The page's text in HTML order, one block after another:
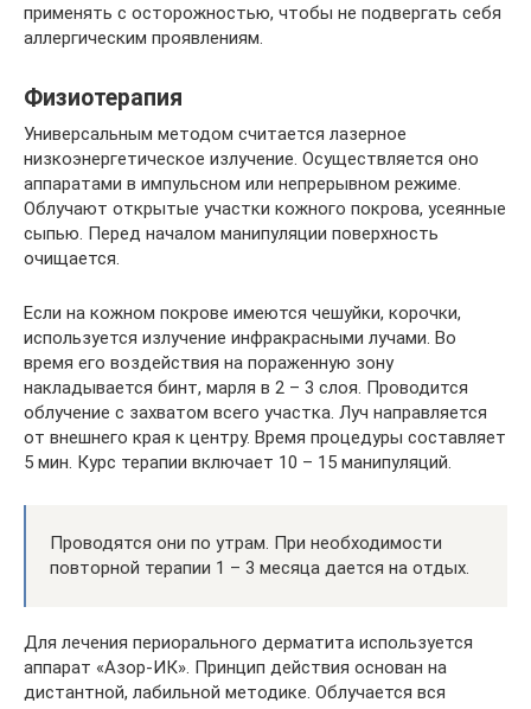
применять с осторожностью, чтобы не подвергать себя
аллергическим проявлениям.
Физиотерапия
Универсальным методом считается лазерное
низкоэнергетическое излучение. Осуществляется оно
аппаратами в импульсном или непрерывном режиме.
Облучают открытые участки кожного покрова, усеянные
сыпью. Перед началом манипуляции поверхность
очищается.
Если на кожном покрове имеются чешуйки, корочки,
используется излучение инфракрасными лучами. Во
время его воздействия на пораженную зону
накладывается бинт, марля в 2 – 3 слоя. Проводится
облучение с захватом всего участка. Луч направляется
от внешнего края к центру. Время процедуры составляет
5 мин. Курс терапии включает 10 – 15 манипуляций.
Проводятся они по утрам. При необходимости
повторной терапии 1 – 3 месяца дается на отдых.
Для лечения периорального дерматита используется
аппарат «Азор-ИК». Принцип действия основан на
дистантной, лабильной методике. Облучается вся